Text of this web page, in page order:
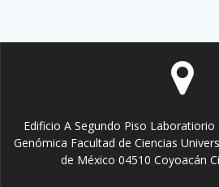
Edificio A Segundo Piso
Genómica Facultad de Ciencias
de México 04510 Coyoacán